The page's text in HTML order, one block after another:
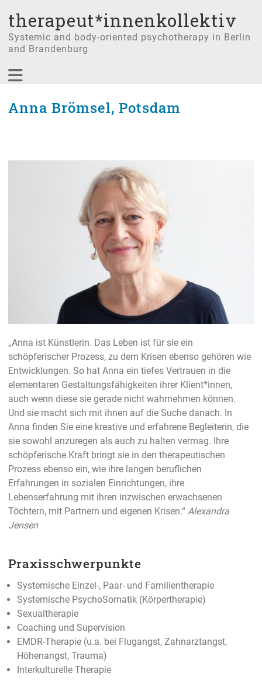
therapeut*innenkollektiv
Systemic and body-oriented psychotherapy in Berlin
and Brandenburg
Anna Brömsel, Potsdam
„Anna ist Künstlerin. Das Leben ist für sie ein
schöpferischer Prozess, zu dem Krisen ebenso gehören wie
Entwicklungen. So hat Anna ein tiefes Vertrauen in die
elementaren Gestaltungsfähigkeiten ihrer Klient*innen,
auch wenn diese sie gerade nicht wahrnehmen können.
Und sie macht sich mit ihnen auf die Suche danach. In
Anna finden Sie eine kreative und erfahrene Begleiterin, die
sie sowohl anzuregen als auch zu halten vermag. Ihre
schöpferische Kraft bringt sie in den therapeutischen
Prozess ebenso ein, wie ihre langen beruflichen
Erfahrungen in sozialen Einrichtungen, ihre
Lebenserfahrung mit ihren inzwischen erwachsenen
Töchtern, mit Partnern und eigenen Krisen.“ Alexandra
Jensen
Praxisschwerpunkte
Systemische Einzel-, Paar- und Familientherapie
Systemische PsychoSomatik (Körpertherapie)
Sexualtherapie
Coaching und Supervision
EMDR-Therapie (u.a. bei Flugangst, Zahnarztangst,
Höhenangst, Trauma)
Interkulturelle Therapie